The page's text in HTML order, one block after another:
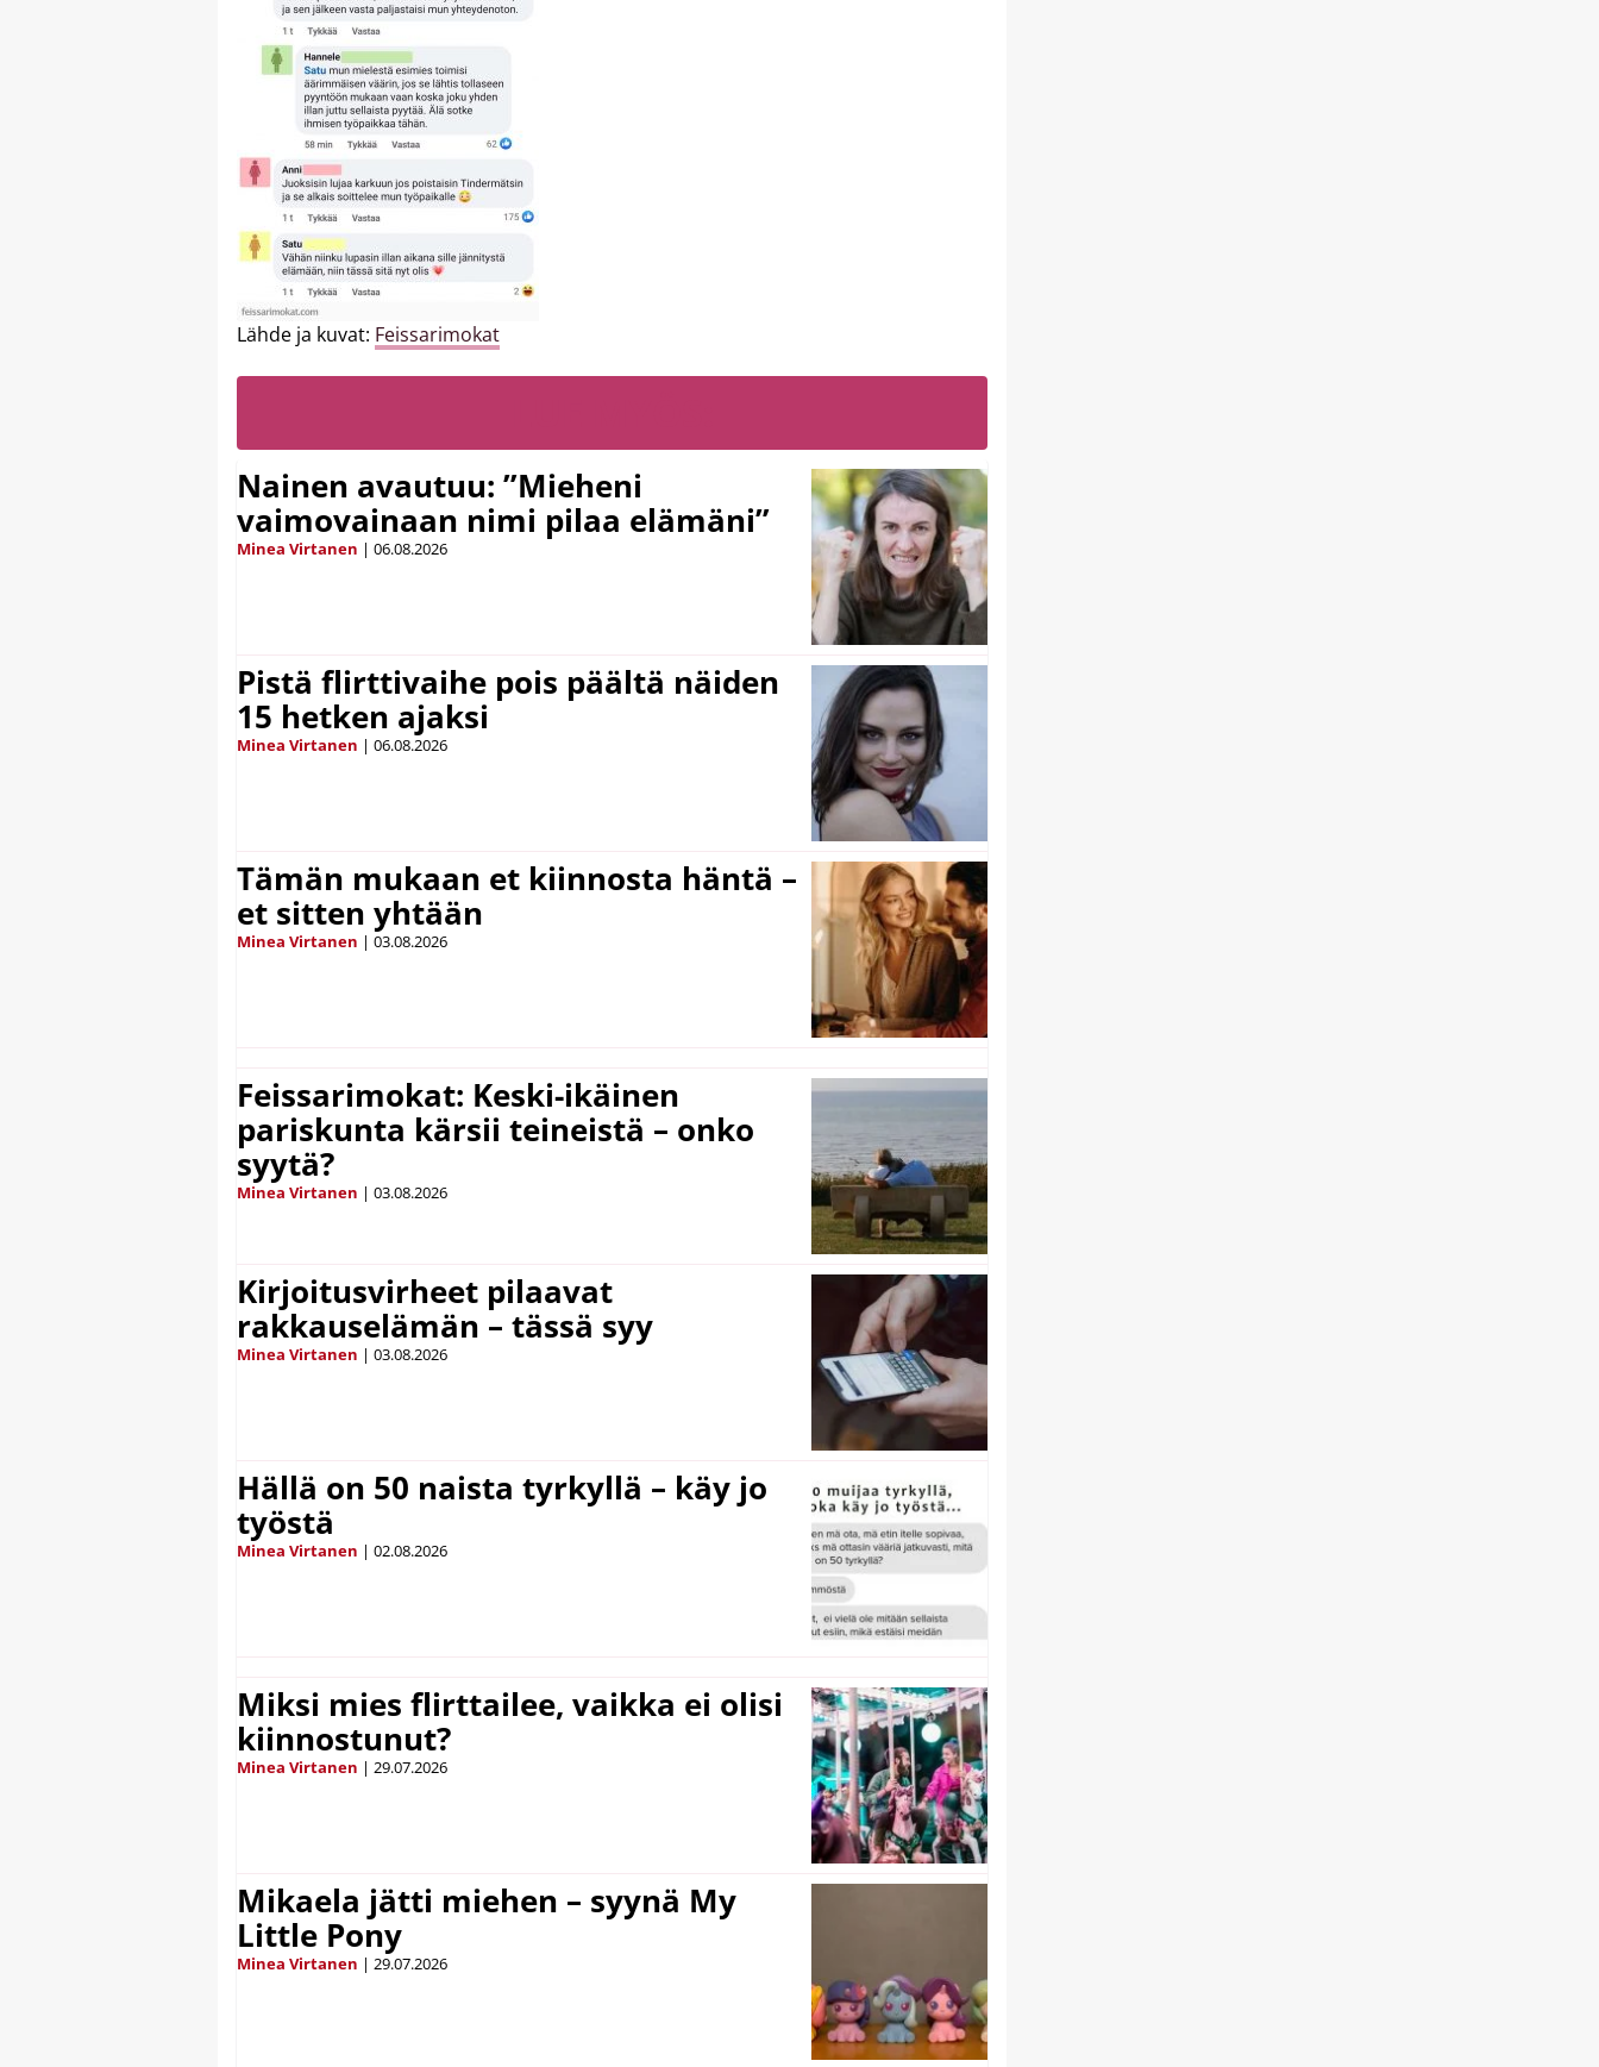
Lähde ja kuvat: Feissarimokat
Nainen avautuu: ”Mieheni
vaimovainaan nimi pilaa elämäni”
Minea Virtanen | 06.08.2026
Pistä flirttivaihe pois päältä näiden
15 hetken ajaksi
Minea Virtanen | 06.08.2026
Tämän mukaan et kiinnosta häntä –
et sitten yhtään
Minea Virtanen | 03.08.2026
Feissarimokat: Keski-ikäinen
pariskunta kärsii teineistä – onko
syytä?
Minea Virtanen | 03.08.2026
Kirjoitusvirheet pilaavat
rakkauselämän – tässä syy
Minea Virtanen | 03.08.2026
Hällä on 50 naista tyrkyllä – käy jo
työstä
Minea Virtanen | 02.08.2026
Miksi mies flirttailee, vaikka ei olisi
kiinnostunut?
Minea Virtanen | 29.07.2026
Mikaela jätti miehen – syynä My
Little Pony
Minea Virtanen | 29.07.2026